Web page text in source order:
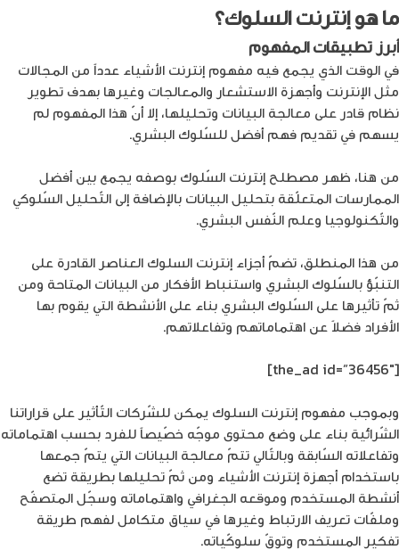
ما هو إنترنت السلوك؟
أبرز تطبيقات المفهوم
في الوقت الذي يجمع فيه مفهوم إنترنت الأشياء عدداً من المجالات
مثل الإنترنت وأجهزة الاستشعار والمعالجات وغيرها بهدف تطوير
نظام قادر على معالجة البيانات وتحليلها، إلا أنّ هذا المفهوم لم
يسهم في تقديم فهم أفضل للسّلوك البشري.
من هنا، ظهر مصطلح إنترنت السّلوك بوصفه يجمع بين أفضل
الممارسات المتعلّقة بتحليل البيانات بالإضافة إلى التّحليل السّلوكي
والتّكنولوجيا وعلم النّفس البشري.
من هذا المنطلق، تضمّ أجزاء إنترنت السلوك العناصر القادرة على
التنبّؤ بالسّلوك البشري واستنباط الأفكار من البيانات المتاحة ومن
ثمّ تأثيرها على السّلوك البشري بناء على الأنشطة التي يقوم بها
الأفراد فضلاً عن اهتماماتهم وتفاعلاتهم.
[the_ad id=”36456″]
وبموجب مفهوم إنترنت السلوك يمكن للشّركات التّأثير على قراراتنا
الشّرائية بناء على وضع محتوى موجّه خصّيصاً للفرد بحسب اهتماماته
وتفاعلاته السّابقة وبالتّالي تتمّ معالجة البيانات التي يتمّ جمعها
باستخدام أجهزة إنترنت الأشياء ومن ثمّ تحليلها بطريقة تضع
أنشطة المستخدم وموقعه الجغرافي واهتماماته وسجّل المتصفّح
وملفّات تعريف الارتباط وغيرها في سياق متكامل لفهم طريقة
تفكير المستخدم وتوقّ سلوكّياته.